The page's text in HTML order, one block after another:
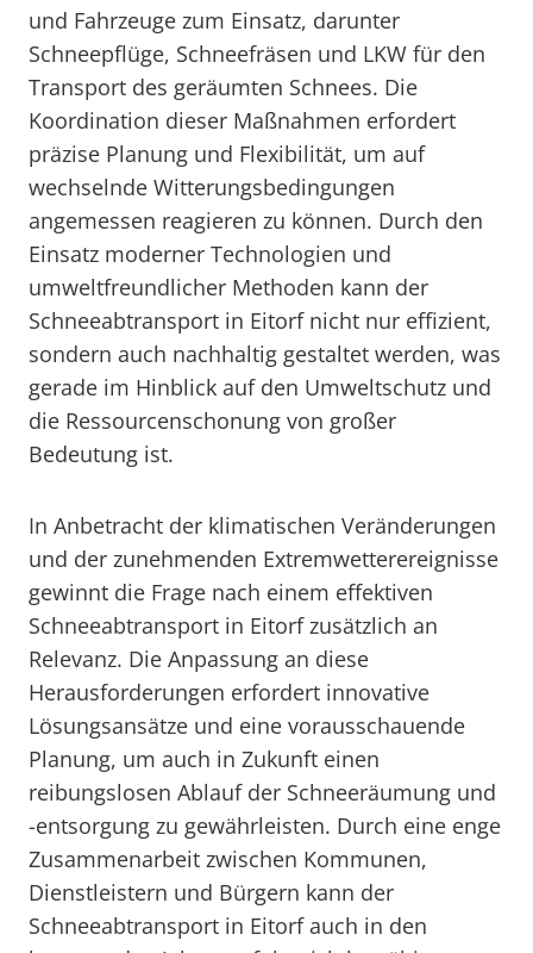
und Fahrzeuge zum Einsatz, darunter
Schneepflüge, Schneefräsen und LKW für den
Transport des geräumten Schnees. Die
Koordination dieser Maßnahmen erfordert
präzise Planung und Flexibilität, um auf
wechselnde Witterungsbedingungen
angemessen reagieren zu können. Durch den
Einsatz moderner Technologien und
umweltfreundlicher Methoden kann der
Schneeabtransport in Eitorf nicht nur effizient,
sondern auch nachhaltig gestaltet werden, was
gerade im Hinblick auf den Umweltschutz und
die Ressourcenschonung von großer
Bedeutung ist.
In Anbetracht der klimatischen Veränderungen
und der zunehmenden Extremwetterereignisse
gewinnt die Frage nach einem effektiven
Schneeabtransport in Eitorf zusätzlich an
Relevanz. Die Anpassung an diese
Herausforderungen erfordert innovative
Lösungsansätze und eine vorausschauende
Planung, um auch in Zukunft einen
reibungslosen Ablauf der Schneeräumung und
-entsorgung zu gewährleisten. Durch eine enge
Zusammenarbeit zwischen Kommunen,
Dienstleistern und Bürgern kann der
Schneeabtransport in Eitorf auch in den